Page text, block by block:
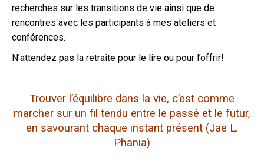
recherches sur les transitions de vie ainsi que de
rencontres avec les participants à mes ateliers et
conférences.
N’attendez pas la retraite pour le lire ou pour l’offrir!
Trouver l’équilibre dans la vie, c’est comme
marcher sur un fil tendu entre le passé et le futur,
en savourant chaque instant présent (Jaë L.
Phania)